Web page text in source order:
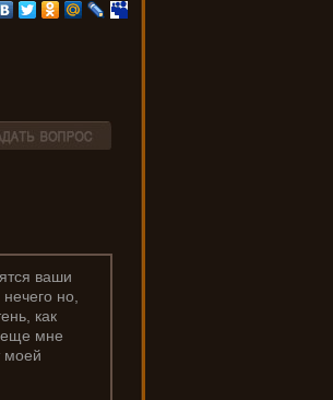
ваши
но,
как
еще мне
моей